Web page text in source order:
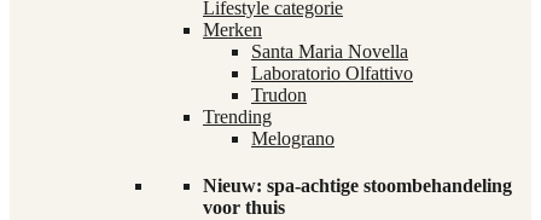
Lifestyle categorie
Merken
Santa Maria Novella
Laboratorio Olfattivo
Trudon
Trending
Melograno
Nieuw: spa-achtige stoombehandeling
voor thuis